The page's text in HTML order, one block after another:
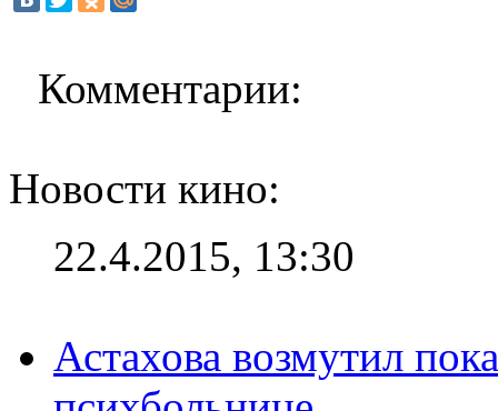
Комментарии:
Новости кино:
22.4.2015, 13:30
Астахова возмутил